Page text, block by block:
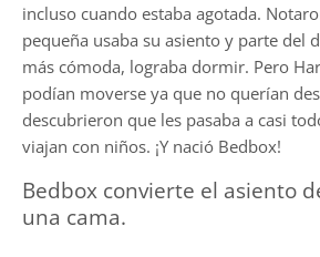
incluso cuando estaba agotada.
pequeña usaba su asiento y parte del
más cómoda, lograba dormir. Pero
podían moverse ya que no querían
descubrieron que les pasaba a casi
viajan con niños. ¡Y nació Bedbox!
Bedbox convierte el asiento
una cama.